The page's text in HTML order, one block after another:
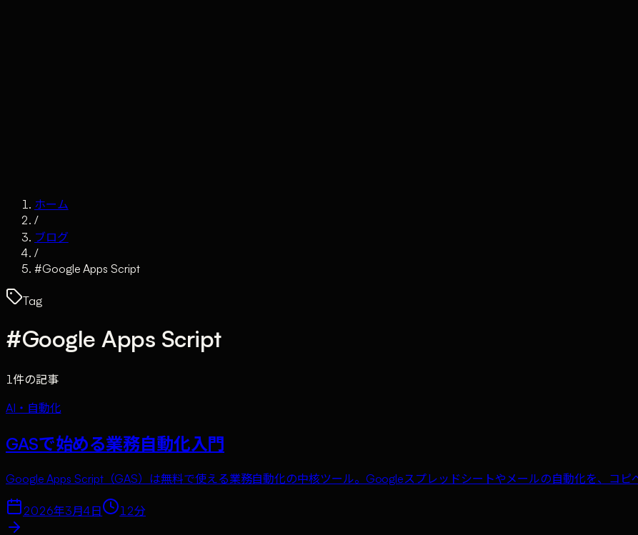
ホーム
/
ブログ
/
#Google Apps Script
Tag
#Google Apps Script
1 件の記事
AI・自動化
GASで始める業務自動化入門
Google Apps Script（GAS）は無料で使える業務自動化の中核ツール。Googleスプレッドシートやメールの自動化を、コピ
2026年3月4日 12分